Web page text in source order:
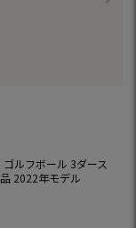
ルフボール 3ダース
2022年モデル